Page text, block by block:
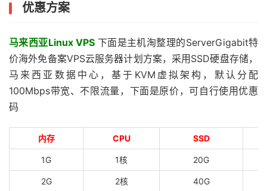
优惠方案
马来西亚Linux VPS 下面是主机淘整理的ServerGigabit特
价海外免备案VPS云服务器计划方案，采用SSD硬盘存储，
马来西亚数据中心，基于KVM虚拟架构，默认分配
100Mbps带宽、不限流量，下面是原价，可自行使用优惠
码
内存 CPU SSD
1G 1核 20G
2G 2核 40G